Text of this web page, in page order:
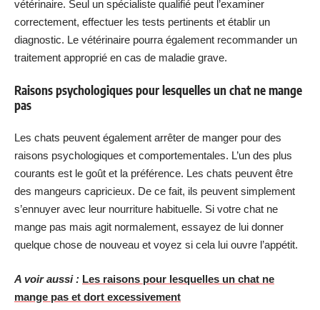
vétérinaire. Seul un spécialiste qualifié peut l’examiner
correctement, effectuer les tests pertinents et établir un
diagnostic. Le vétérinaire pourra également recommander un
traitement approprié en cas de maladie grave.
Raisons psychologiques pour lesquelles un chat ne mange
pas
Les chats peuvent également arrêter de manger pour des
raisons psychologiques et comportementales. L’un des plus
courants est le goût et la préférence. Les chats peuvent être
des mangeurs capricieux. De ce fait, ils peuvent simplement
s’ennuyer avec leur nourriture habituelle. Si votre chat ne
mange pas mais agit normalement, essayez de lui donner
quelque chose de nouveau et voyez si cela lui ouvre l’appétit.
A voir aussi : Les raisons pour lesquelles un chat ne
mange pas et dort excessivement